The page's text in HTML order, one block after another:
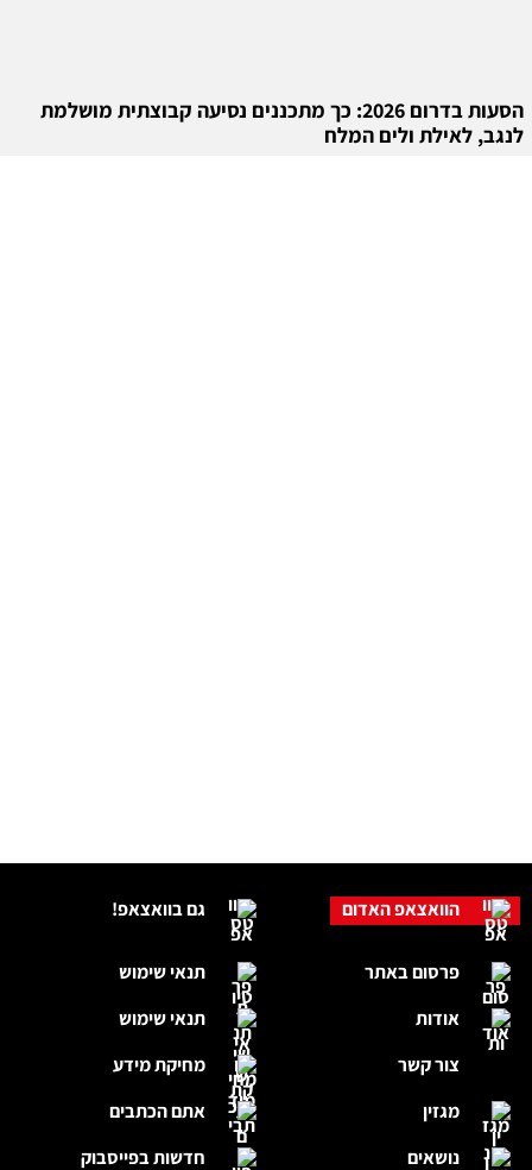
הסעות בדרום 2026: כך מתכננים נסיעה קבוצתית מושלמת
לנגב, לאילת ולים המלח
גם בוואצאפ!
תנאי שימוש
תנאי שימוש
מחיקת מידע
אתם הכתבים
חדשות בפייסבוק
הוואצאפ האדום
פרסום באתר
אודות
צור קשר
מגזין
נושאים